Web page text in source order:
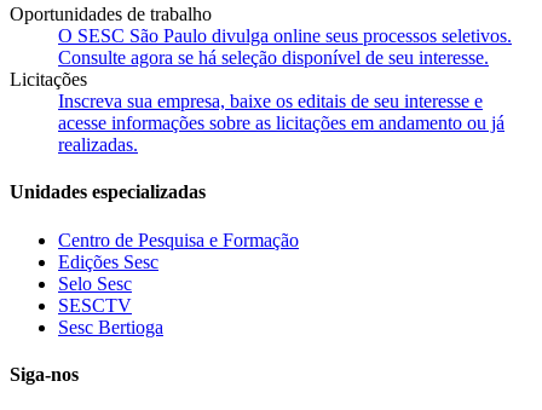
Oportunidades de trabalho
O SESC São Paulo divulga online seus processos seletivos.
Consulte agora se há seleção disponível de seu interesse.
Licitações
Inscreva sua empresa, baixe os editais de seu interesse e
acesse informações sobre as licitações em andamento ou já
realizadas.
Unidades especializadas
Centro de Pesquisa e Formação
Edições Sesc
Selo Sesc
SESCTV
Sesc Bertioga
Siga-nos